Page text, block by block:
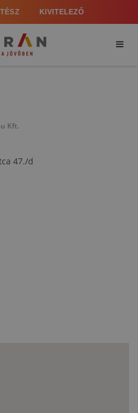
KIVITELEZŐ
Kft.
47./d